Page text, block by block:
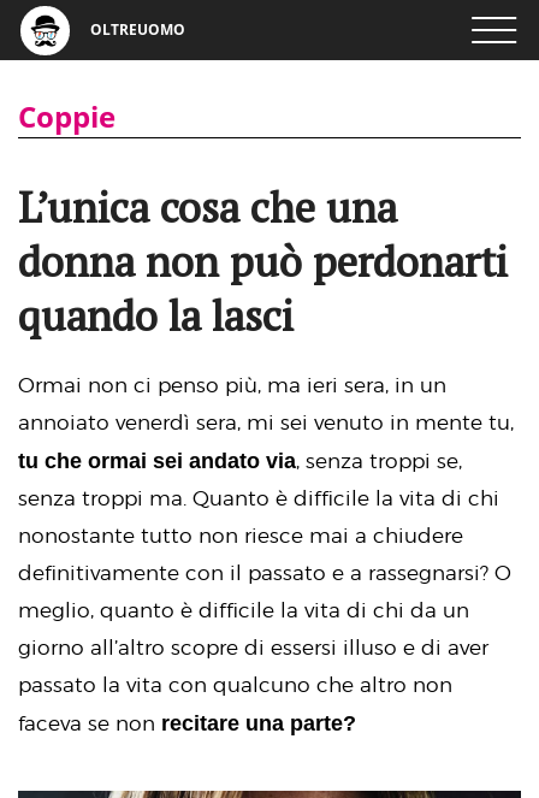
OLTREUOMO
Coppie
L’unica cosa che una
donna non può perdonarti
quando la lasci
Ormai non ci penso più, ma ieri sera, in un
annoiato venerdì sera, mi sei venuto in mente tu,
tu che ormai sei andato via, senza troppi se,
senza troppi ma. Quanto è difficile la vita di chi
nonostante tutto non riesce mai a chiudere
definitivamente con il passato e a rassegnarsi? O
meglio, quanto è difficile la vita di chi da un
giorno all’altro scopre di essersi illuso e di aver
passato la vita con qualcuno che altro non
faceva se non recitare una parte?